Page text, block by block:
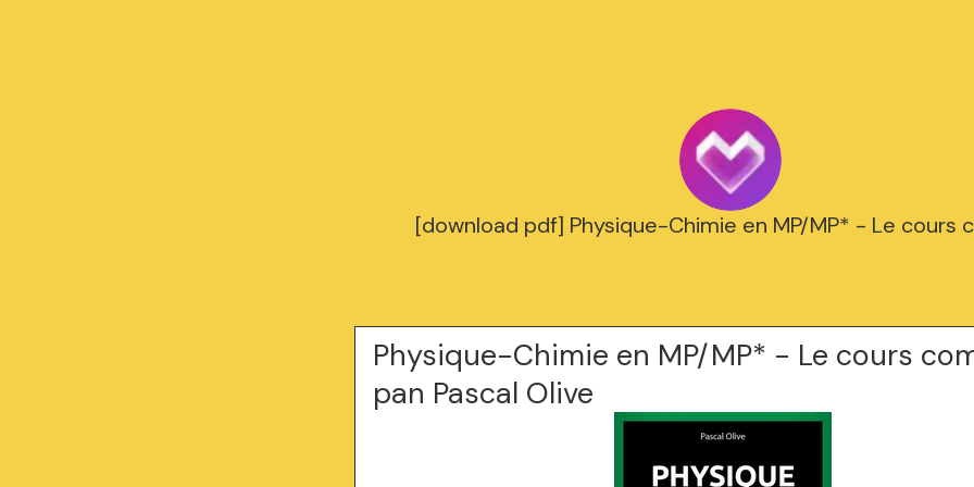
[download pdf] Physique-Chimie en MP/MP* - Le cours
Physique-Chimie en MP/MP* - Le cours
pan Pascal Olive